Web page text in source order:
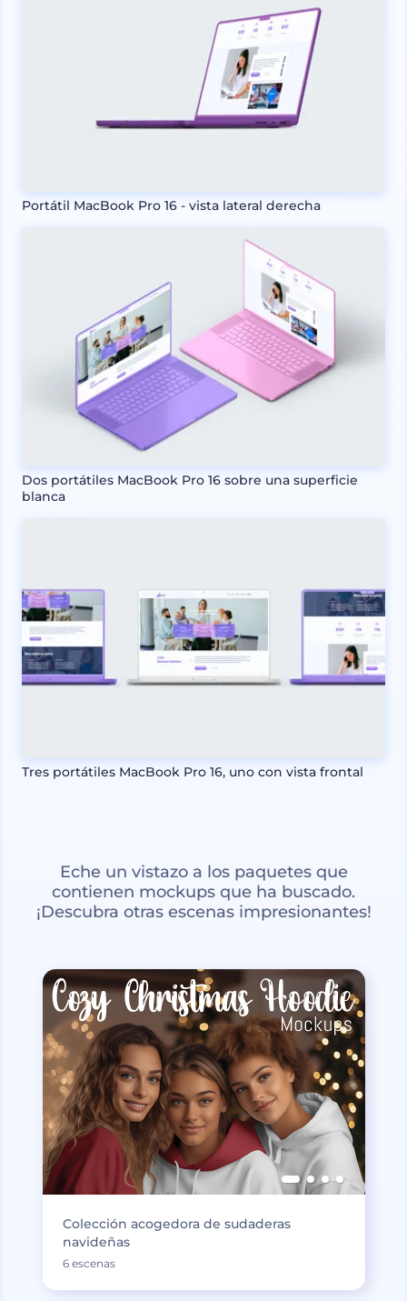
Portátil MacBook Pro 16 - vista lateral derecha
Dos portátiles MacBook Pro 16 sobre una superficie
blanca
Tres portátiles MacBook Pro 16, uno con vista frontal
Eche un vistazo a los paquetes que
contienen mockups que ha buscado.
¡Descubra otras escenas impresionantes!
Colección acogedora de sudaderas
navideñas
6 escenas